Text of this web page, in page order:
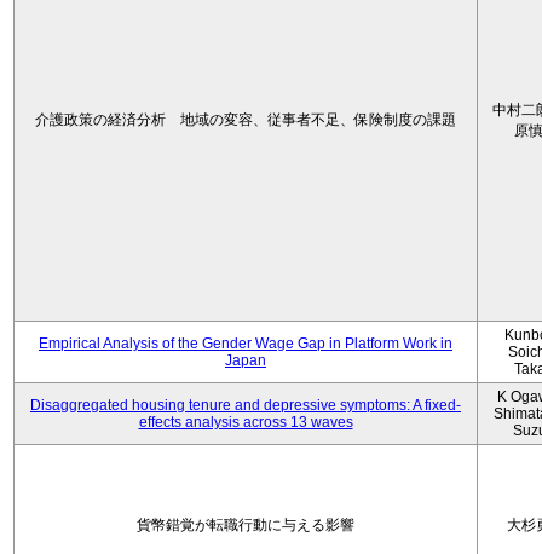
介護政策の経済分析 地域の変容、従事者不足、保険制度の課題
中村二
原
Empirical Analysis of the Gender Wage Gap in Platform Work in
Japan
Disaggregated housing tenure and depressive symptoms: A fixed-
effects analysis across 13 waves
K
貨幣錯覚が転職行動に与える影響 大杉